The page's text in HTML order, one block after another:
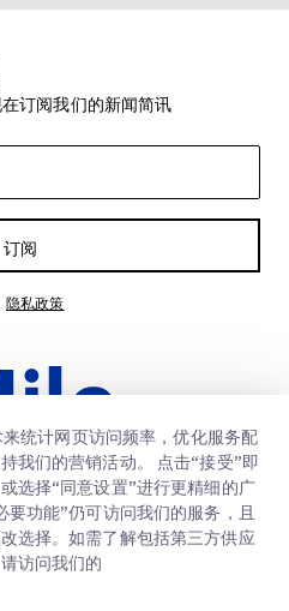
订阅我们的新闻简讯
订阅
隐私政策
统计网页访问频率，优化服务配
我们的营销活动。 点击“接受”即
选择“同意设置”进行更精细的广
功能”仍可访问我们的服务，且
选择。如需了解包括第三方供应
访问我们的